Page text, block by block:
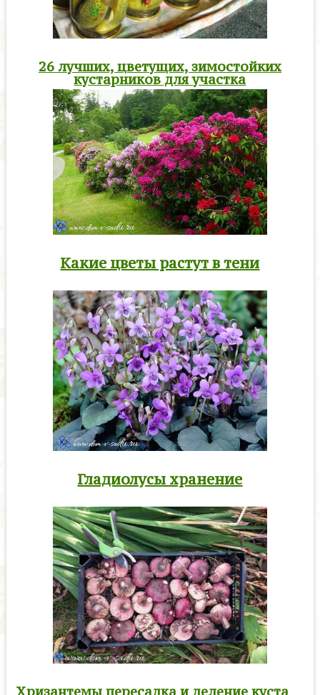
26 лучших, цветущих, зимостойких
кустарников для участка
Какие цветы растут в тени
Гладиолусы хранение
Хризантемы пересадка и деление куста